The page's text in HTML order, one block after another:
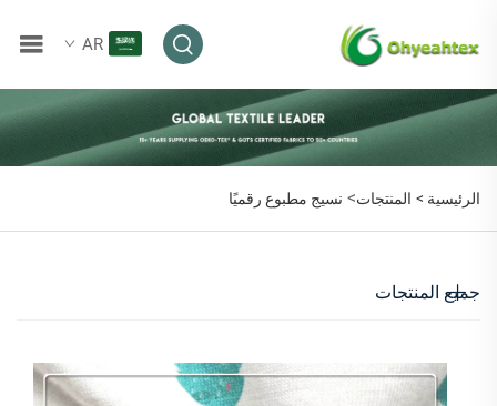
AR
الرئيسية > المنتجات> نسيج مطبوع رقميًا
جميع المنتجات